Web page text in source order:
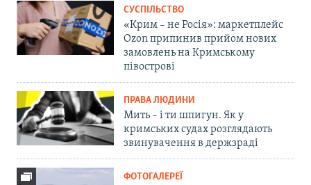
СУСПІЛЬСТВО
«Крим – не Росія»: маркетплейс
Ozon припинив прийом нових
замовлень на Кримському
півострові
ПРАВА ЛЮДИНИ
Мить – і ти шпигун. Як у
кримських судах розглядають
звинувачення в держзраді
ФОТОГАЛЕРЕЇ